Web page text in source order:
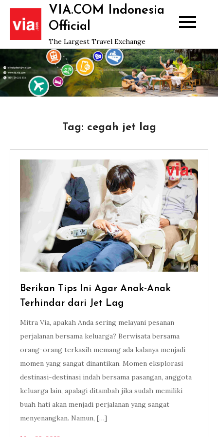
Skip
content
VIA.COM Indonesia
Official
The Largest Travel Exchange
Tag: cegah jet lag
Berikan Tips Ini Agar Anak-Anak
Terhindar dari Jet Lag
Mitra Via, apakah Anda sering melayani pesanan
perjalanan bersama keluarga? Berwisata bersama
orang-orang terkasih memang ada kalanya menjadi
momen yang sangat dinantikan. Momen eksplorasi
destinasi-destinasi indah bersama pasangan, anggota
keluarga lain, apalagi ditambah jika sudah memiliki
buah hati akan menjadi perjalanan yang sangat
menyenangkan. Namun, […]